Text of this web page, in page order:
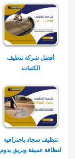
أفضل شركة تنظيف
الكنبات
تنظيف سجاد باحترافية
لنظافة عميقة وبريق يدوم